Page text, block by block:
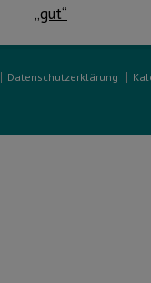
„gut“
Datenschutzerklärung